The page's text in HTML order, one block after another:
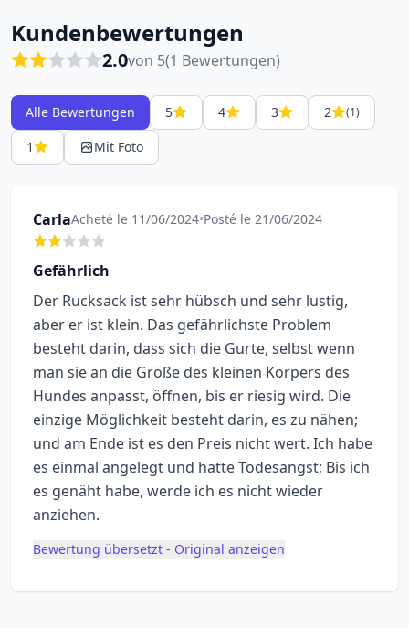
Kundenbewertungen
2.0von 5(1 Bewertungen)
Alle Bewertungen 5 4 3 2 (1)
1 Mit Foto
CarlaAcheté le 11/06/2024•Posté le 21/06/2024
Gefährlich
Der Rucksack ist sehr hübsch und sehr lustig,
aber er ist klein. Das gefährlichste Problem
besteht darin, dass sich die Gurte, selbst wenn
man sie an die Größe des kleinen Körpers des
Hundes anpasst, öffnen, bis er riesig wird. Die
einzige Möglichkeit besteht darin, es zu nähen;
und am Ende ist es den Preis nicht wert. Ich habe
es einmal angelegt und hatte Todesangst; Bis ich
es genäht habe, werde ich es nicht wieder
anziehen.
Bewertung übersetzt - Original anzeigen